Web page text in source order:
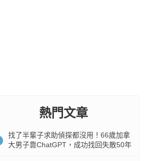
熱門文章
找了半輩子求助偵探都沒用！66歲加拿
大男子靠ChatGPT，成功找回失散50年